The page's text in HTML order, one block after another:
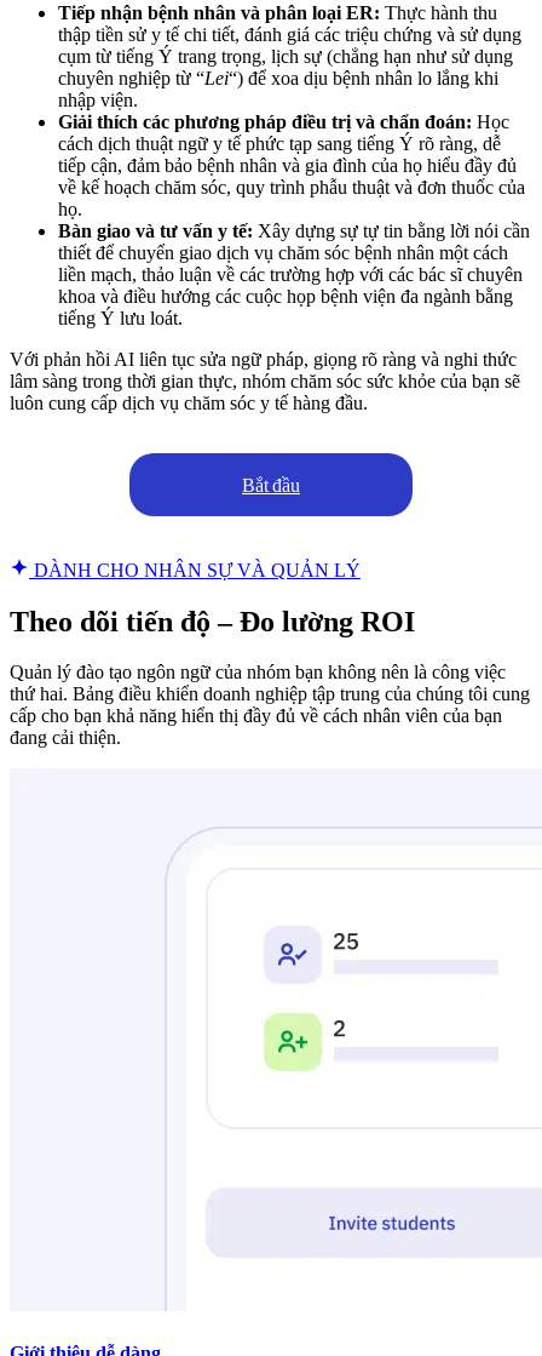
Tiếp nhận bệnh nhân và phân loại ER: Thực hành thu
thập tiền sử y tế chi tiết, đánh giá các triệu chứng và sử dụng
cụm từ tiếng Ý trang trọng, lịch sự (chẳng hạn như sử dụng
chuyên nghiệp từ “Lei“) để xoa dịu bệnh nhân lo lắng khi
nhập viện.
Giải thích các phương pháp điều trị và chẩn đoán: Học
cách dịch thuật ngữ y tế phức tạp sang tiếng Ý rõ ràng, dễ
tiếp cận, đảm bảo bệnh nhân và gia đình của họ hiểu đầy đủ
về kế hoạch chăm sóc, quy trình phẫu thuật và đơn thuốc của
họ.
Bàn giao và tư vấn y tế: Xây dựng sự tự tin bằng lời nói cần
thiết để chuyển giao dịch vụ chăm sóc bệnh nhân một cách
liền mạch, thảo luận về các trường hợp với các bác sĩ chuyên
khoa và điều hướng các cuộc họp bệnh viện đa ngành bằng
tiếng Ý lưu loát.
Với phản hồi AI liên tục sửa ngữ pháp, giọng rõ ràng và nghi thức
lâm sàng trong thời gian thực, nhóm chăm sóc sức khỏe của bạn sẽ
luôn cung cấp dịch vụ chăm sóc y tế hàng đầu.
Bắt đầu
DÀNH CHO NHÂN SỰ VÀ QUẢN LÝ
Theo dõi tiến độ – Đo lường ROI
Quản lý đào tạo ngôn ngữ của nhóm bạn không nên là công việc
thứ hai. Bảng điều khiển doanh nghiệp tập trung của chúng tôi cung
cấp cho bạn khả năng hiển thị đầy đủ về cách nhân viên của bạn
đang cải thiện.